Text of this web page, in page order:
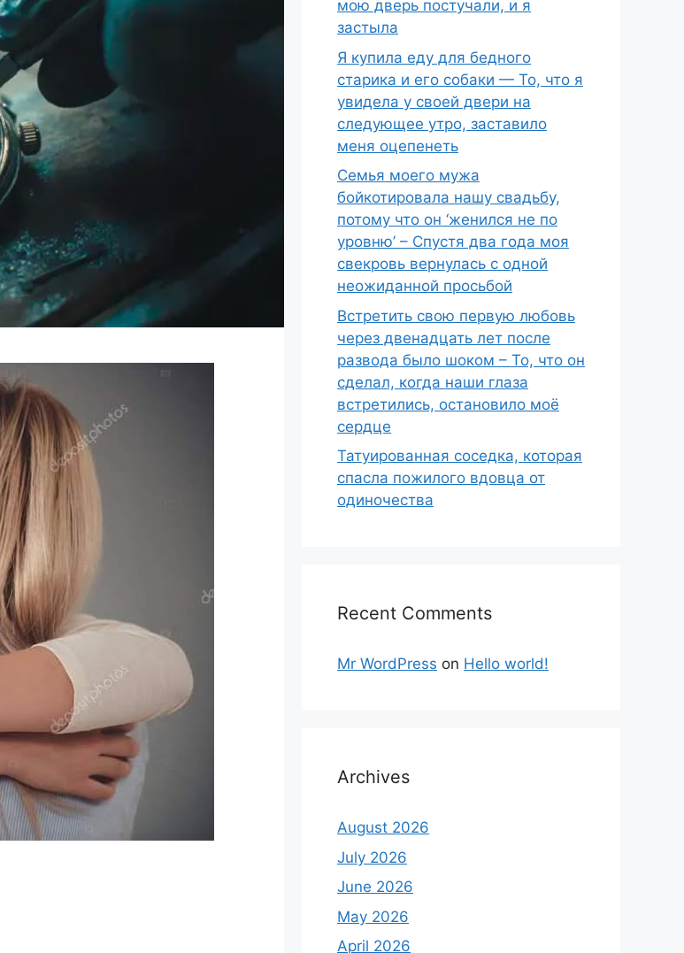
мою дверь постучали, и я
застыла
Я купила еду для бедного
старика и его собаки — То, что я
увидела у своей двери на
следующее утро, заставило
меня оцепенеть
Семья моего мужа
бойкотировала нашу свадьбу,
потому что он ‘женился не по
уровню’ – Спустя два года моя
свекровь вернулась с одной
неожиданной просьбой
Встретить свою первую любовь
через двенадцать лет после
развода было шоком – То, что он
сделал, когда наши глаза
встретились, остановило моё
сердце
Татуированная соседка, которая
спасла пожилого вдовца от
одиночества
Recent Comments
Mr WordPress on Hello world!
Archives
August 2026
July 2026
June 2026
May 2026
April 2026